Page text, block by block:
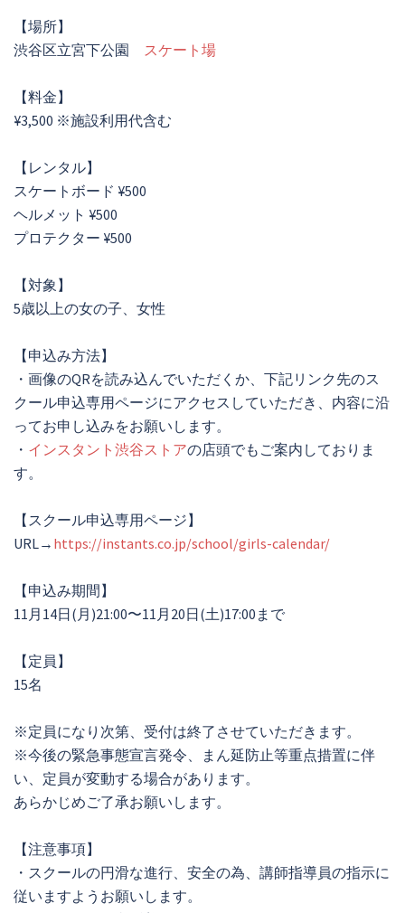
【場所】
渋谷区立宮下公園 スケート場
【料金】
¥3,500 ※施設利用代含む
【レンタル】
スケートボード ¥500
ヘルメット ¥500
プロテクター ¥500
【対象】
5歳以上の女の子、女性
【申込み方法】
・画像のQRを読み込んでいただくか、下記リンク先のス
クール申込専用ページにアクセスしていただき、内容に沿
ってお申し込みをお願いします。
・ インスタント渋谷ストアの店頭でもご案内しておりま
す。
【スクール申込専用ページ】
URL→ https://instants.co.jp/school/girls-calendar/
【申込み期間】
11月14日(月)21:00〜11月20日(土)17:00まで
【定員】
15名
※定員になり次第、受付は終了させていただきます。
※今後の緊急事態宣言発令、まん延防止等重点措置に伴
い、定員が変動する場合があります。
あらかじめご了承お願いします。
【注意事項】
・スクールの円滑な進行、安全の為、講師指導員の指示に
従いますようお願いします。